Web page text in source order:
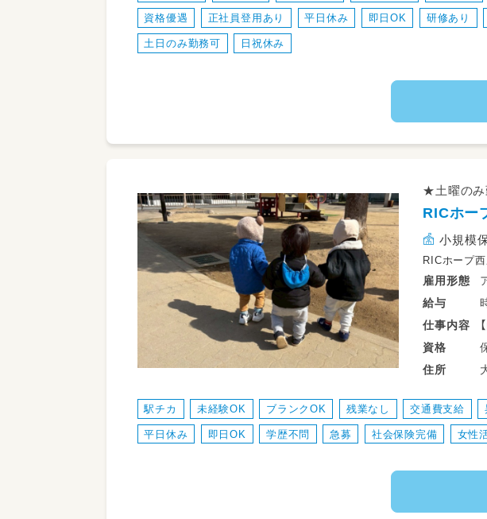
資格優遇 正社員登用あり 平日休み 即日OK 研修あり
土日のみ勤務可 日祝休み
★土曜のみ
RICホー
小規模
RICホープ
雇用形態
給与
仕事内容
資格
住所
駅チカ 未経験OK ブランクOK 残業なし 交通費支給
平日休み 即日OK 学歴不問 急募 社会保険完備 女性